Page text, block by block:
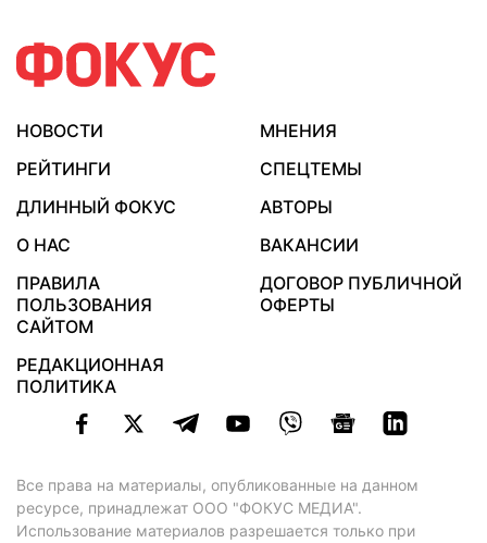
НОВОСТИ
МНЕНИЯ
РЕЙТИНГИ
СПЕЦТЕМЫ
ДЛИННЫЙ ФОКУС
АВТОРЫ
О НАС
ВАКАНСИИ
ПРАВИЛА
ПОЛЬЗОВАНИЯ
САЙТОМ
ДОГОВОР ПУБЛИЧНОЙ
ОФЕРТЫ
РЕДАКЦИОННАЯ
ПОЛИТИКА
Все права на материалы, опубликованные на данном
ресурсе, принадлежат ООО "ФОКУС МЕДИА".
Использование материалов разрешается только при